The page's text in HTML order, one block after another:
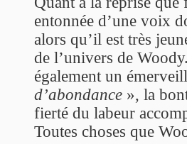
entonnée d’une voix
alors qu’il est très
de l’univers de
également un
d’abondance », la
fierté du labeur
Toutes choses que